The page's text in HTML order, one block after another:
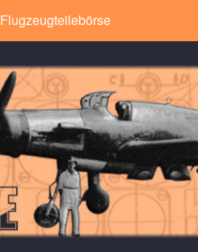
Flugzeugteilebörse